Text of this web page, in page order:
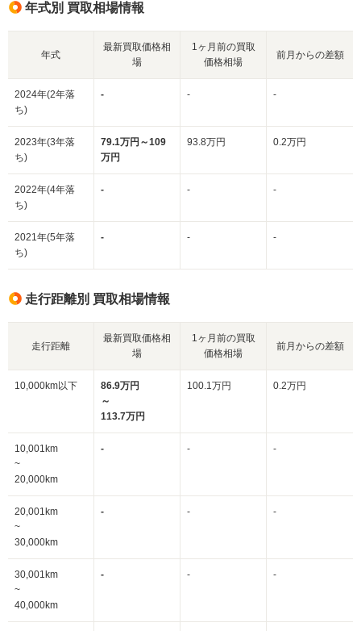
年式別 買取相場情報
年式
最新買取価格相
場
1ヶ月前の買取
価格相場
前月からの差額
2024年(2年落
ち)
- - -
2023年(3年落
ち)
79.1万円～109
万円
93.8万円 0.2万円
2022年(4年落
ち)
- - -
2021年(5年落
ち)
- - -
走行距離別 買取相場情報
走行距離
最新買取価格相
場
1ヶ月前の買取
価格相場
前月からの差額
10,000km以下
86.9万円
～
113.7万円
100.1万円 0.2万円
10,001km
~
20,000km
- - -
20,001km
~
30,000km
- - -
30,001km
~
40,000km
- - -